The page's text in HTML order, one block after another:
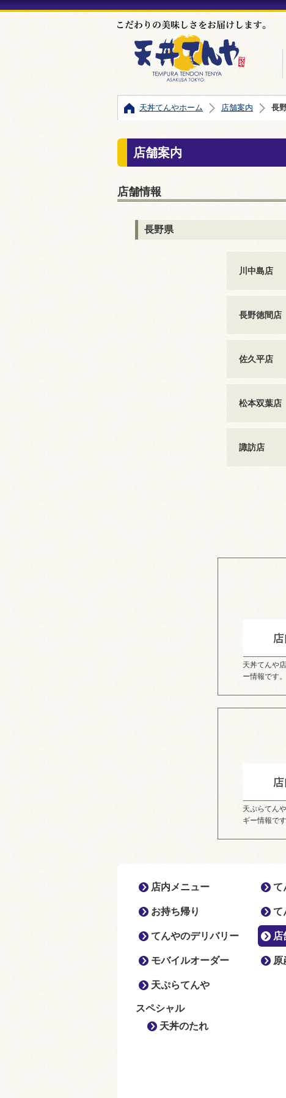
天丼てんやホーム 店舗案内 長
店舗案内
店舗情報
長野県
川中島店
長野徳間店
佐久平店
松本双葉店
諏訪店
天丼てんや
ー情報です。
天ぷらてん
ギー情報です
店内メニュー
お持ち帰り
てんやのデリバリー
モバイルオーダー
天ぷらてんや
スペシャル
天丼のたれ
て
て
店
原